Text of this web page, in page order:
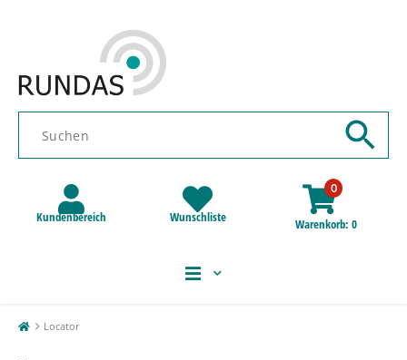
Kundenbereich Wunschliste
0
Warenkorb 0
Locator